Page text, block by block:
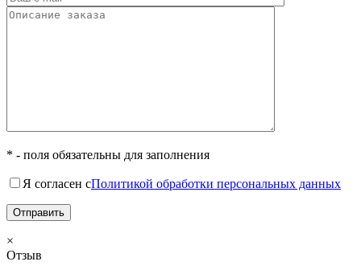
* - поля обязательны для заполнения
Я согласен сПолитикой обработки персональных данных
×
Отзыв